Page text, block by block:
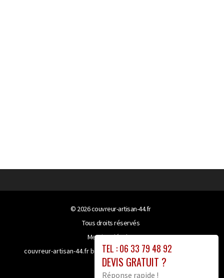
TEL : 06 33 79 48 92
DEVIS GRATUIT ?
Réponse rapide !
© 2026couvreur-artisan-44.fr
Tous droits réservés
Mentions légales
couvreur-artisan-44.fr bénéficie de la technologie
site proxy